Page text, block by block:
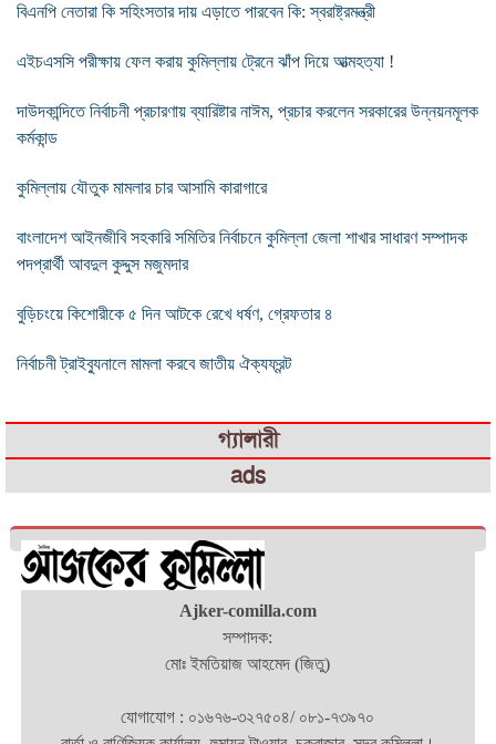
বিএনপি নেতারা কি সহিংসতার দায় এড়াতে পারবেন কি: স্বরাষ্ট্রমন্ত্রী
এইচএসসি পরীক্ষায় ফেল করায় কুমিল্লায় ট্রেনে ঝাঁপ দিয়ে আত্মহত্যা !
দাউদকান্দিতে নির্বাচনী প্রচারণায় ব্যারিষ্টার নাঈম, প্রচার করলেন সরকারের উন্নয়নমূলক
কর্মকান্ড
কুমিল্লায় যৌতুক মামলার চার আসামি কারাগারে
বাংলাদেশ আইনজীবি সহকারি সমিতির নির্বাচনে কুমিল্লা জেলা শাখার সাধারণ সম্পাদক
পদপ্রার্থী আবদুল কুদ্দুস মজুমদার
বুড়িচংয়ে কিশোরীকে ৫ দিন আটকে রেখে ধর্ষণ, গ্রেফতার ৪
নির্বাচনী ট্রাইব্যুনালে মামলা করবে জাতীয় ঐক্যফ্রন্ট
গ্যালারী
ads
Ajker-comilla.com
সম্পাদক:
মোঃ ইমতিয়াজ আহমেদ (জিতু)
যোগাযোগ : ০১৬৭৬-৩২৭৫০৪/ ০৮১-৭৩৯৭০